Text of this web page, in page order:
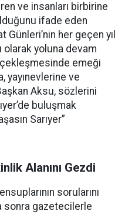
ve insanları birbirine
ifade eden
Günleri’nin her geçen yıl
olarak yoluna devam
emeği
yayınevlerine ve
Aksu, sözlerini
buluşmak
Sarıyer”
Alanını Gezdi
sorularını
sonra gazetecilerle